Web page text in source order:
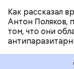
Как рассказал
Антон Поляков,
том, что они
В Припяти он
задачу входило
воздухе. Кроме
эвакуации
мнению, нужно